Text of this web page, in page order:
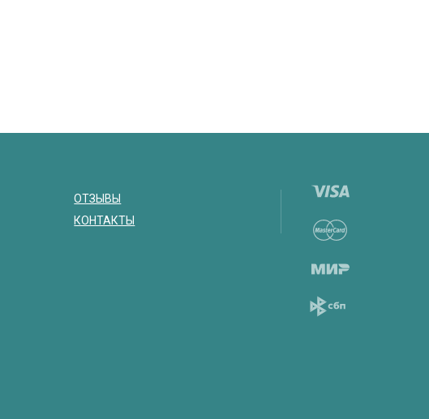
ОТЗЫВЫ
КОНТАКТЫ